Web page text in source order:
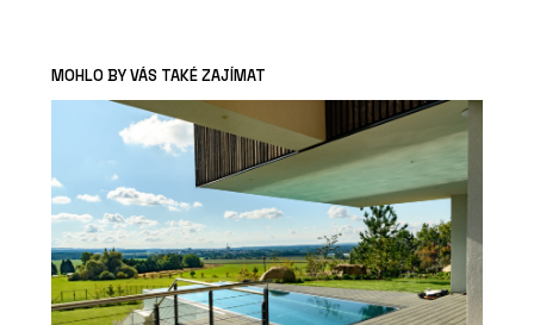
MOHLO BY VÁS TAKÉ ZAJÍMAT